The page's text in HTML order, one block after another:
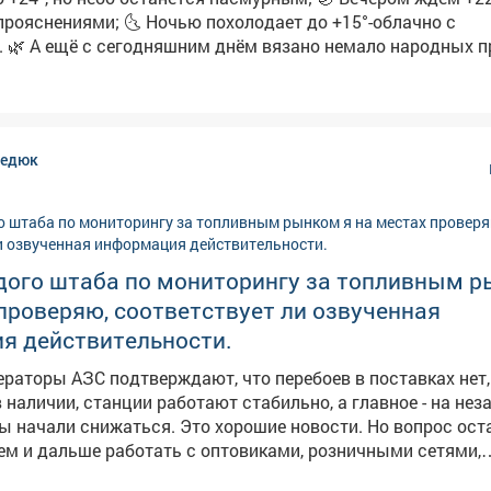
похолодает до +15°-облачно с
осень будет тёплой и сухой; ➖Увидели радугу-ждите
затяжным
посеять укроп-по поверью, зиму проживёте без простуд. 👀
работают ли погодные «предсказания».
штаба по мониторингу за топливным
соответствует ли озвученная
действительности.
АЗС подтверждают, что перебоев в поставках
наличии, станции работают стабильно, а главное - на
Это хорошие новости. Но вопрос остается на
и дальше работать с оптовиками, розничными сетями,
обеспечить повсеместную и постоянную доступность